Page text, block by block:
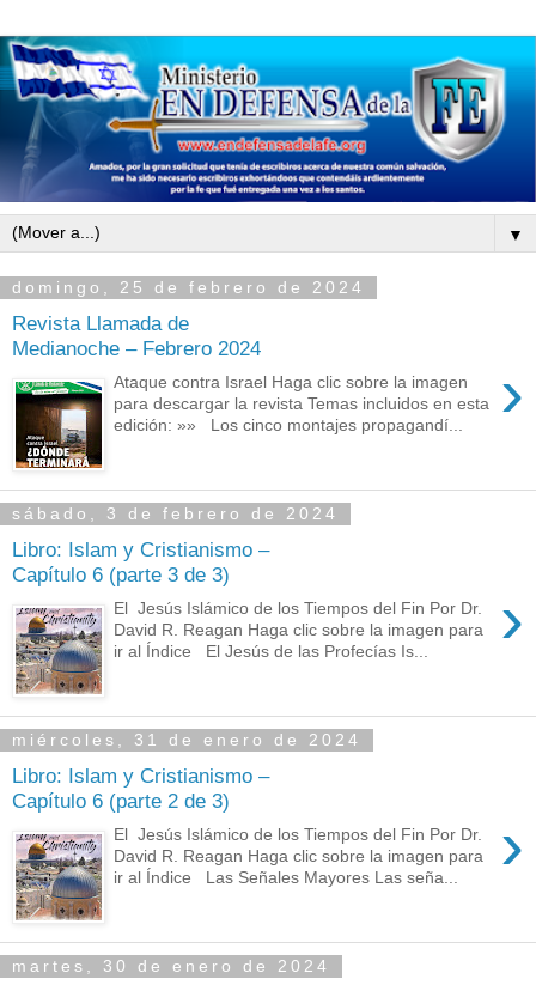
▼
domingo, 25 de febrero de 2024
Revista Llamada de
Medianoche – Febrero 2024
›
Ataque contra Israel Haga clic sobre la imagen
para descargar la revista Temas incluidos en esta
edición: »» Los cinco montajes propagandí...
sábado, 3 de febrero de 2024
Libro: Islam y Cristianismo –
Capítulo 6 (parte 3 de 3)
›
El Jesús Islámico de los Tiempos del Fin Por Dr.
David R. Reagan Haga clic sobre la imagen para
ir al Índice El Jesús de las Profecías Is...
miércoles, 31 de enero de 2024
Libro: Islam y Cristianismo –
Capítulo 6 (parte 2 de 3)
›
El Jesús Islámico de los Tiempos del Fin Por Dr.
David R. Reagan Haga clic sobre la imagen para
ir al Índice Las Señales Mayores Las seña...
martes, 30 de enero de 2024